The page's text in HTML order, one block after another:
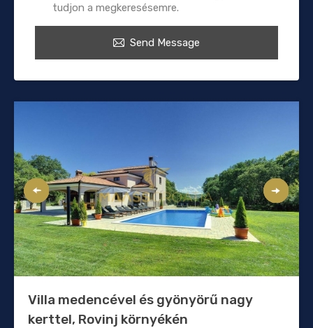
tudjon a megkeresésemre.
Send Message
Villa medencével és gyönyörű nagy
kerttel, Rovinj környékén